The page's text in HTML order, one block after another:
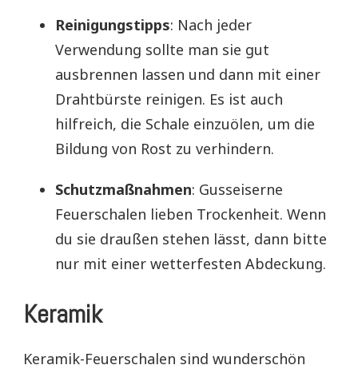
Reinigungstipps: Nach jeder
Verwendung sollte man sie gut
ausbrennen lassen und dann mit einer
Drahtbürste reinigen. Es ist auch
hilfreich, die Schale einzuölen, um die
Bildung von Rost zu verhindern.
Schutzmaßnahmen: Gusseiserne
Feuerschalen lieben Trockenheit. Wenn
du sie draußen stehen lässt, dann bitte
nur mit einer wetterfesten Abdeckung.
Keramik
Keramik-Feuerschalen sind wunderschön